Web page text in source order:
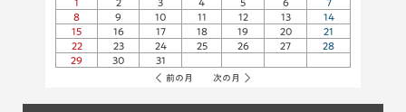
1
2 3 4 5 6
7
8
9 10 11 12 13
14
15
16 17 18 19 20
21
22
23 24 25 26 27
28
29
30 31
前の月 次の月